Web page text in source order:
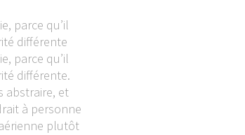
parce qu’il
différente
parce qu’il
différente.
abstraire, et
à personne
plutôt